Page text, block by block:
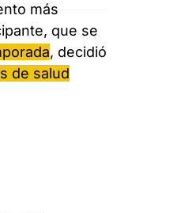
más
que se
, decidió
de salud